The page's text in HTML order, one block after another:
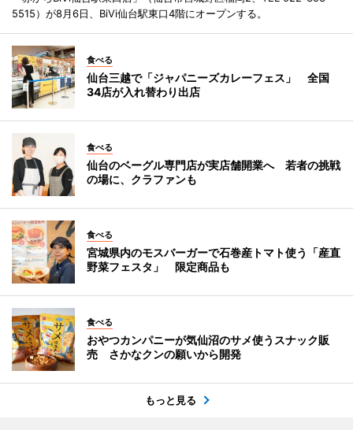
5515）が8月6日、BiVi仙台駅東口4階にオープンする。
食べる
仙台三越で「ジャパニーズカレーフェス」 全国
34店が入れ替わり出店
食べる
仙台のベーグル専門店が実店舗開業へ 若者の挑戦
の場に、クラファンも
食べる
宮城県内のモスバーガーで石巻産トマト使う「産直
野菜フェスタ」 限定商品も
食べる
おやつカンパニーが気仙沼のサメ使うスナック販
売 さかなクンの願いから開発
もっと見る